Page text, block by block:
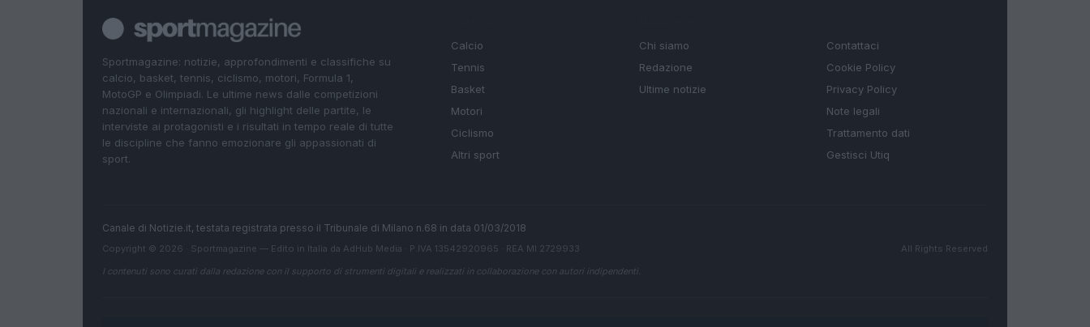
Sportmagazine: notizie, approfondimenti e classifiche su
calcio, basket, tennis, ciclismo, motori, Formula 1,
MotoGP e Olimpiadi. Le ultime news dalle competizioni
nazionali e internazionali, gli highlight delle partite, le
interviste ai protagonisti e i risultati in tempo reale di tutte
le discipline che fanno emozionare gli appassionati di
sport.
Calcio
Tennis
Basket
Motori
Ciclismo
Altri sport
Chi siamo
Redazione
Ultime notizie
Contattaci
Cookie Policy
Privacy Policy
Note legali
Trattamento dati
Gestisci Utiq
Canale di Notizie.it, testata registrata presso il Tribunale di Milano n.68 in data 01/03/2018
Copyright © 2026 · Sportmagazine — Edito in Italia da AdHub Media · P.IVA 13542920965 · REA MI 2729933
All Rights Reserved
I contenuti sono curati dalla redazione con il supporto di strumenti digitali e realizzati in collaborazione con autori indipendenti.